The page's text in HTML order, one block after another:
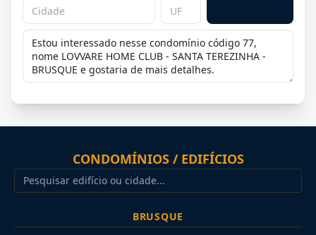
CONDOMÍNIOS / EDIFÍCIOS
BRUSQUE